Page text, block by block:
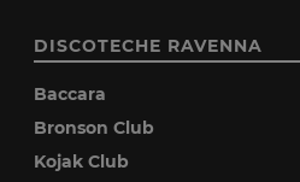
DISCOTECHE RAVENNA
Baccara
Bronson Club
Kojak Club